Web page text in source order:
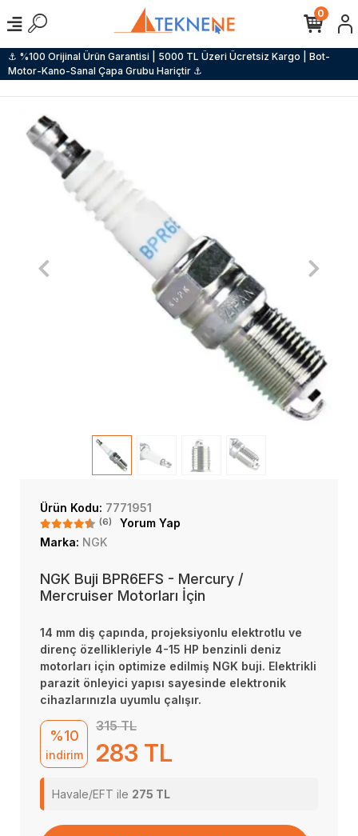
⚓ %100 Orijinal Ürün Garantisi | 5000 TL Üzeri Ücretsiz Kargo | Bot-
Motor-Kano-Sanal Çapa Grubu Hariçtir ⚓
0
Ürün Kodu: 7771951
(6)
Yorum Yap
Marka: NGK
NGK Buji BPR6EFS - Mercury /
Mercruiser Motorları İçin
14 mm diş çapında, projeksiyonlu elektrotlu ve
direnç özellikleriyle 4-15 HP benzinli deniz
motorları için optimize edilmiş NGK buji. Elektrikli
parazit önleyici yapısı sayesinde elektronik
cihazlarınızla uyumlu çalışır.
%10
indirim
315 TL
283 TL
Havale/EFT ile 275 TL